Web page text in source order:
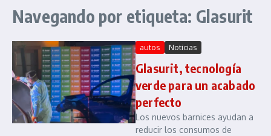
Navegando por etiqueta: Glasurit
autos Noticias
Glasurit, tecnología
verde para un acabado
perfecto
Los nuevos barnices ayudan a
reducir los consumos de